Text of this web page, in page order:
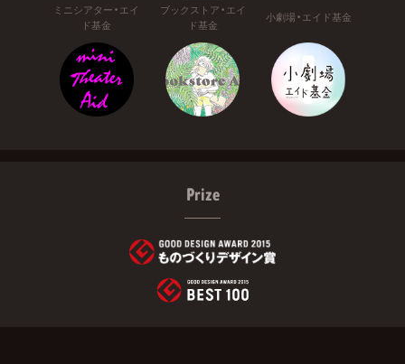
ミニシアター・エイ
ド基金
ブックストア・エイ
ド基金
小劇場・エイド基金
Prize